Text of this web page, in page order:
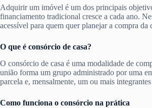
Adquirir um imóvel é um dos principais
financiamento tradicional cresce a cada ano.
acessível para quem quer planejar a compra
O que é consórcio de casa?
O consórcio de casa é uma modalidade de
união forma um grupo administrado por uma
parcela e, mensalmente, um ou mais
Como funciona o consórcio na prática